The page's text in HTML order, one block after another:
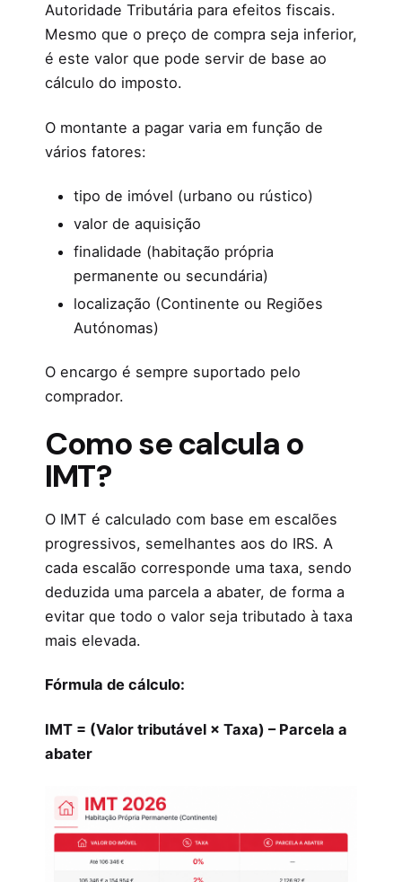
Autoridade Tributária para efeitos fiscais.
Mesmo que o preço de compra seja inferior,
é este valor que pode servir de base ao
cálculo do imposto.
O montante a pagar varia em função de
vários fatores:
tipo de imóvel (urbano ou rústico)
valor de aquisição
finalidade (habitação própria
permanente ou secundária)
localização (Continente ou Regiões
Autónomas)
O encargo é sempre suportado pelo
comprador.
Como se calcula o
IMT?
O IMT é calculado com base em escalões
progressivos, semelhantes aos do IRS. A
cada escalão corresponde uma taxa, sendo
deduzida uma parcela a abater, de forma a
evitar que todo o valor seja tributado à taxa
mais elevada.
Fórmula de cálculo:
IMT = (Valor tributável × Taxa) – Parcela a
abater